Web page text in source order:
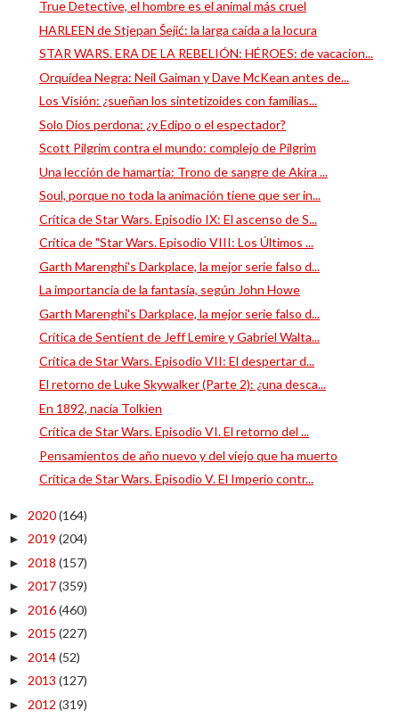
True Detective, el hombre es el animal más cruel
HARLEEN de Stjepan Šejić: la larga caída a la locura
STAR WARS. ERA DE LA REBELIÓN: HÉROES: de vacacion...
Orquídea Negra: Neil Gaiman y Dave McKean antes de...
Los Visión: ¿sueñan los sintetizoides con familias...
Solo Dios perdona: ¿y Edipo o el espectador?
Scott Pilgrim contra el mundo: complejo de Pilgrim
Una lección de hamartía: Trono de sangre de Akira ...
Soul, porque no toda la animación tiene que ser in...
Crítica de Star Wars. Episodio IX: El ascenso de S...
Crítica de "Star Wars. Episodio VIII: Los Últimos ...
Garth Marenghi's Darkplace, la mejor serie falso d...
La importancia de la fantasía, según John Howe
Garth Marenghi's Darkplace, la mejor serie falso d...
Crítica de Sentient de Jeff Lemire y Gabriel Walta...
Crítica de Star Wars. Episodio VII: El despertar d...
El retorno de Luke Skywalker (Parte 2): ¿una desca...
En 1892, nacía Tolkien
Crítica de Star Wars. Episodio VI. El retorno del ...
Pensamientos de año nuevo y del viejo que ha muerto
Crítica de Star Wars. Episodio V. El Imperio contr...
► 2020(164)
► 2019 (204)
► 2018 (157)
► 2017(359)
► 2016(460)
► 2015 (227)
► 2014(52)
► 2013 (127)
► 2012 (319)